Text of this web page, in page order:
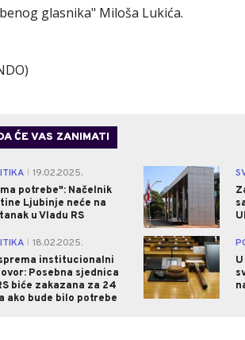
glasnika" Miloša Lukića.
ĆE VAS ZANIMATI
19.02.2025.
potrebe": Načelnik
Ljubinje neće na
u Vladu RS
3
18.02.2025.
institucionalni
Posebna sjednica
biće zakazana za 24
ako bude bilo potrebe
1